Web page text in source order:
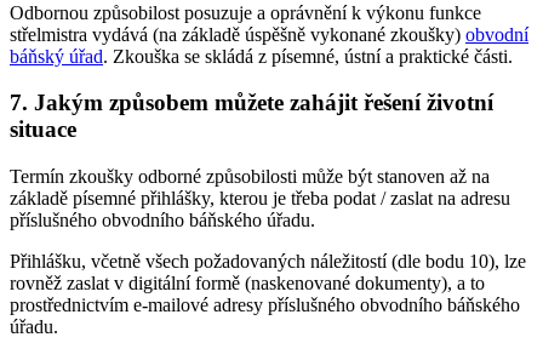
Odbornou způsobilost posuzuje a oprávnění k výkonu funkce
střelmistra vydává (na základě úspěšně vykonané zkoušky) obvodní
báňský úřad. Zkouška se skládá z písemné, ústní a praktické části.
7. Jakým způsobem můžete zahájit řešení životní
situace
Termín zkoušky odborné způsobilosti může být stanoven až na
základě písemné přihlášky, kterou je třeba podat / zaslat na adresu
příslušného obvodního báňského úřadu.
Přihlášku, včetně všech požadovaných náležitostí (dle bodu 10), lze
rovněž zaslat v digitální formě (naskenované dokumenty), a to
prostřednictvím e-mailové adresy příslušného obvodního báňského
úřadu.